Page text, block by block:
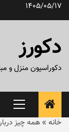
پرش1405/05/17
دکورز
دکوراسیون منزل و
منوی
اصلی
خانه » همه چیز